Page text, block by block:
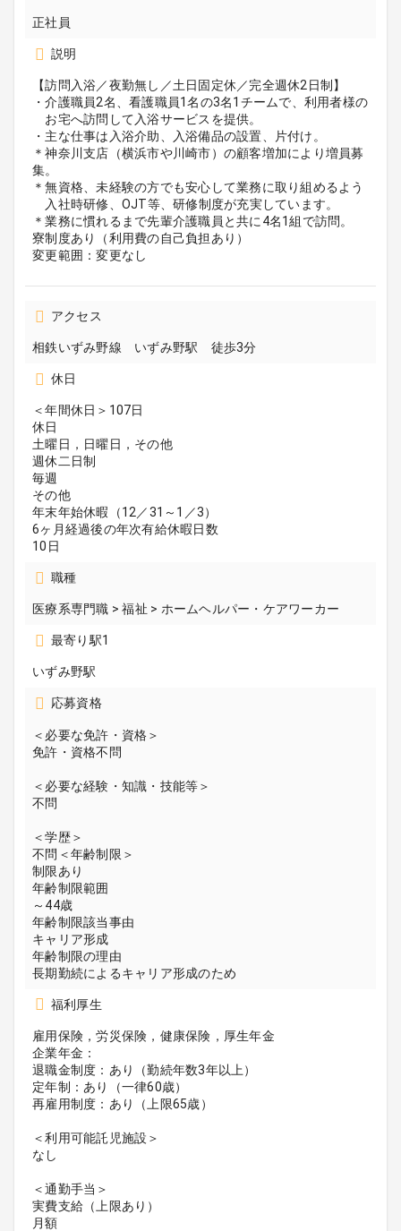
正社員
説明
【訪問入浴／夜勤無し／土日固定休／完全週休2日制】
・介護職員2名、看護職員1名の3名1チームで、利用者様の
お宅へ訪問して入浴サービスを提供。
・主な仕事は入浴介助、入浴備品の設置、片付け。
＊神奈川支店（横浜市や川崎市）の顧客増加により増員募
集。
＊無資格、未経験の方でも安心して業務に取り組めるよう
入社時研修、OJT等、研修制度が充実しています。
＊業務に慣れるまで先輩介護職員と共に4名1組で訪問。
寮制度あり（利用費の自己負担あり）
変更範囲：変更なし
アクセス
相鉄いずみ野線 いずみ野駅 徒歩3分
休日
＜年間休日＞107日
休日
土曜日，日曜日，その他
週休二日制
毎週
その他
年末年始休暇（12／31～1／3）
6ヶ月経過後の年次有給休暇日数
10日
職種
医療系専門職 > 福祉 > ホームヘルパー・ケアワーカー
最寄り駅1
いずみ野駅
応募資格
＜必要な免許・資格＞
免許・資格不問
＜必要な経験・知識・技能等＞
不問
＜学歴＞
不問＜年齢制限＞
制限あり
年齢制限範囲
～44歳
年齢制限該当事由
キャリア形成
年齢制限の理由
長期勤続によるキャリア形成のため
福利厚生
雇用保険，労災保険，健康保険，厚生年金
企業年金：
退職金制度：あり（勤続年数3年以上）
定年制：あり（一律60歳）
再雇用制度：あり（上限65歳）
＜利用可能託児施設＞
なし
＜通勤手当＞
実費支給（上限あり）
月額